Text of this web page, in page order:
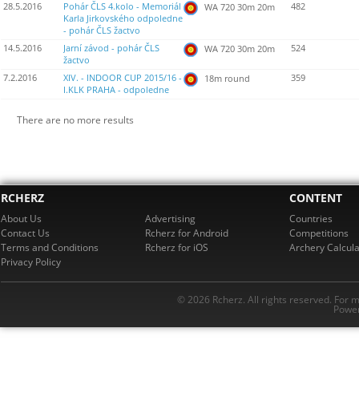
28.5.2016
Pohár ČLS 4.kolo - Memoriál
Karla Jirkovského odpoledne
- pohár ČLS žactvo
WA 720 30m 20m 482
14.5.2016
Jarní závod - pohár ČLS
žactvo
WA 720 30m 20m 524
7.2.2016
XIV. - INDOOR CUP 2015/16 -
I.KLK PRAHA - odpoledne
18m round 359
There are no more results
RCHERZ
About Us
Contact Us
Terms and Conditions
Privacy Policy
Advertising
Rcherz for Android
Rcherz for iOS
CONTENT
Countries
Competitions
Archery
© 2026 Rcherz. All rights reserved. For